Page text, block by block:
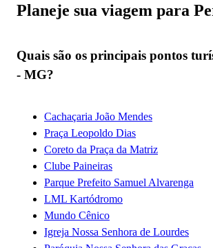
Planeje sua viagem para
Quais são os principais pontos
- MG?
Cachaçaria João Mendes
Praça Leopoldo Dias
Coreto da Praça da Matriz
Clube Paineiras
Parque Prefeito Samuel Alvarenga
LML Kartódromo
Mundo Cênico
Igreja Nossa Senhora de Lourdes